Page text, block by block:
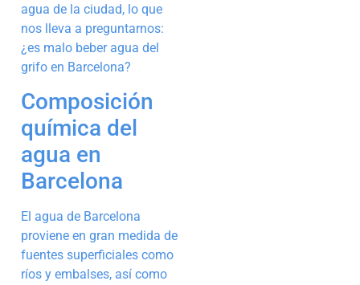
agua de la ciudad, lo que
nos lleva a preguntarnos:
¿es malo beber agua del
grifo en Barcelona?
Composición
química del
agua en
Barcelona
El agua de Barcelona
proviene en gran medida de
fuentes superficiales como
ríos y embalses, así como